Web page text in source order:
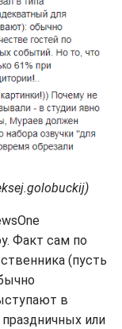
Факт сам по
(пусть
в
или